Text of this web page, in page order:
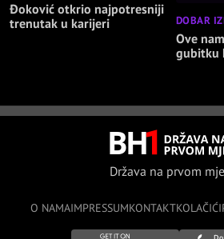
Đoković otkrio najpotresniji
trenutak u karijeri
DOBAR
Ove
gubitku
Država na prvom
O NAMAIMPRESSUMKONTAKTKOLAČIĆI